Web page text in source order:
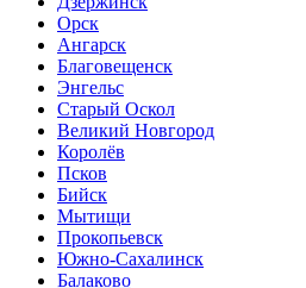
Орск
Ангарск
Благовещенск
Энгельс
Старый Оскол
Великий Новгород
Королёв
Псков
Бийск
Мытищи
Прокопьевск
Южно-Сахалинск
Балаково